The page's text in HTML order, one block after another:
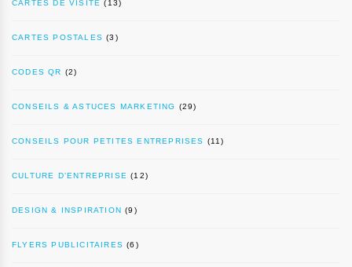
CARTES DE VISITE (13)
CARTES POSTALES (3)
CODES QR (2)
CONSEILS & ASTUCES MARKETING (29)
CONSEILS POUR PETITES ENTREPRISES (11)
CULTURE D’ENTREPRISE (12)
DESIGN & INSPIRATION (9)
FLYERS PUBLICITAIRES (6)